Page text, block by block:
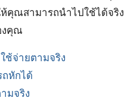
คุณสามารถนำไปใช้ได้จริง
งคุณ
ช้จ่ายตามจริง
ถหักได้
มจริง